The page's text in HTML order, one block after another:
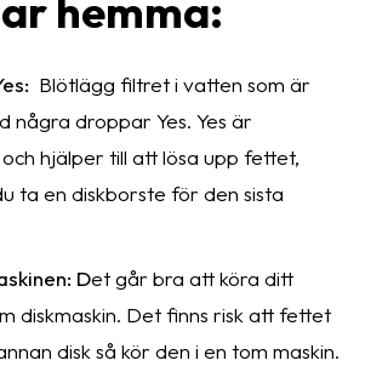
hemma:
Blötlägg filtret i vatten som är
några droppar Yes. Yes är
hjälper till att lösa upp fettet,
ta en diskborste för den sista
Det går bra att köra ditt
diskmaskin. Det finns risk att fettet
disk så kör den i en tom maskin.